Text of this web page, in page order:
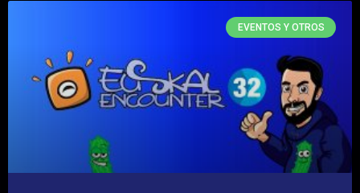
EVENTOS Y OTROS